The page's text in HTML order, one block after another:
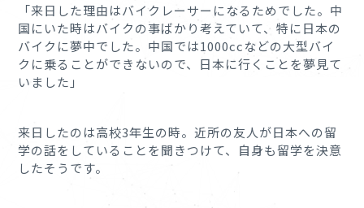
「来日した理由はバイクレーサーになるためでした。中
国にいた時はバイクの事ばかり考えていて、特に日本の
バイクに夢中でした。中国では1000ccなどの大型バイ
クに乗ることができないので、日本に行くことを夢見て
いました」
来日したのは高校3年生の時。近所の友人が日本への留
学の話をしていることを聞きつけて、自身も留学を決意
したそうです。